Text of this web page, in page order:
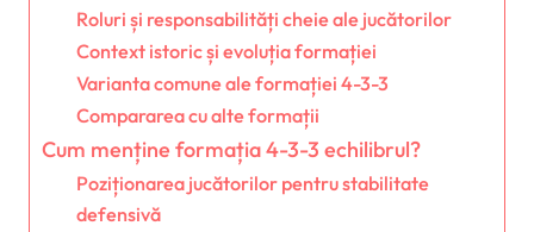
Roluri și responsabilități cheie ale jucătorilor
Context istoric și evoluția formației
Varianta comune ale formației 4-3-3
Compararea cu alte formații
Cum menține formația 4-3-3 echilibrul?
Poziționarea jucătorilor pentru stabilitate
defensivă